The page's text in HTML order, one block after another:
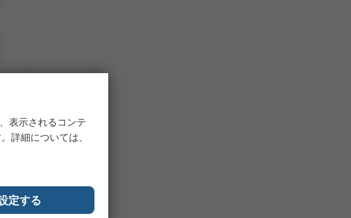
表示されるコンテ
詳細については、
定する